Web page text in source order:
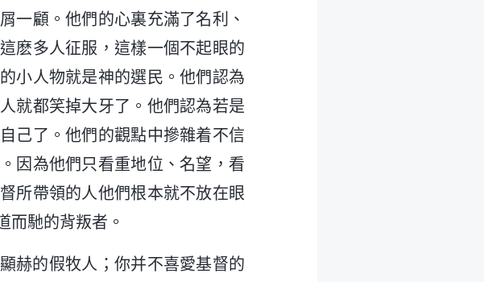
一顧。他們的心裏充滿了名利、
麽多人征服，這樣一個不起眼的
小人物就是神的選民。他們認為
就都笑掉大牙了。他們認為若是
己了。他們的觀點中摻雜着不信
因為他們只看重地位、名望，看
所帶領的人他們根本就不放在眼
而馳的背叛者。
赫的假牧人；你并不喜愛基督的